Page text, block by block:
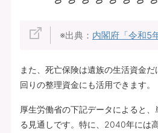
※出典： 内閣府「令和5
また、死亡保険は遺族の生活資金
回りの整理資金にも活用できます。
厚生労働省の下記データによると
る見通しです。特に、2040年には